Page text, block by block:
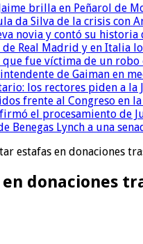
brilla en Peñarol de
da Silva de la crisis
novia y contó su
de Real Madrid y en
fue víctima de un
de Gaiman en
los rectores piden a
frente al Congreso en
el procesamiento
Benegas Lynch a una
estafas en donaciones
donaciones